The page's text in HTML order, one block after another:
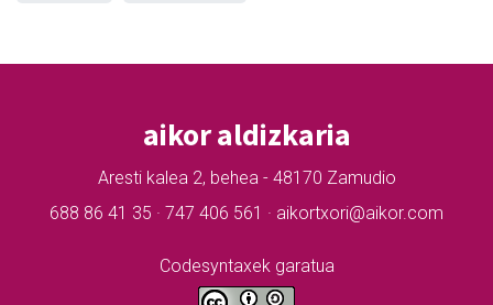
aikor aldizkaria
Aresti kalea 2, behea - 48170 Zamudio
688 86 41 35 · 747 406 561 · aikortxori@aikor.com
Codesyntaxek garatua